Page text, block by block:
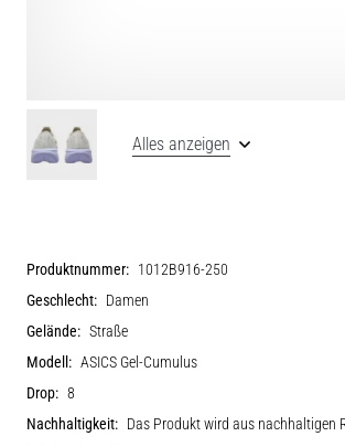
Alles anzeigen
Produktnummer: 1012B916-250
Geschlecht: Damen
Gelände: Straße
Modell: ASICS Gel-Cumulus
Drop: 8
Nachhaltigkeit: Das Produkt wird aus nachhaltigen